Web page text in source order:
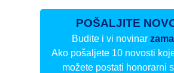
POŠALJITE
Budite i vi novinar zama
Ako pošaljete 10 novosti
možete postati honorarni